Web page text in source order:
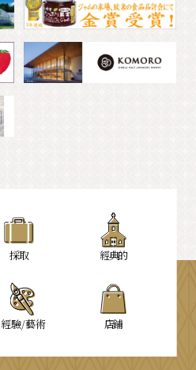
採取 經典的
經驗/藝術 店鋪